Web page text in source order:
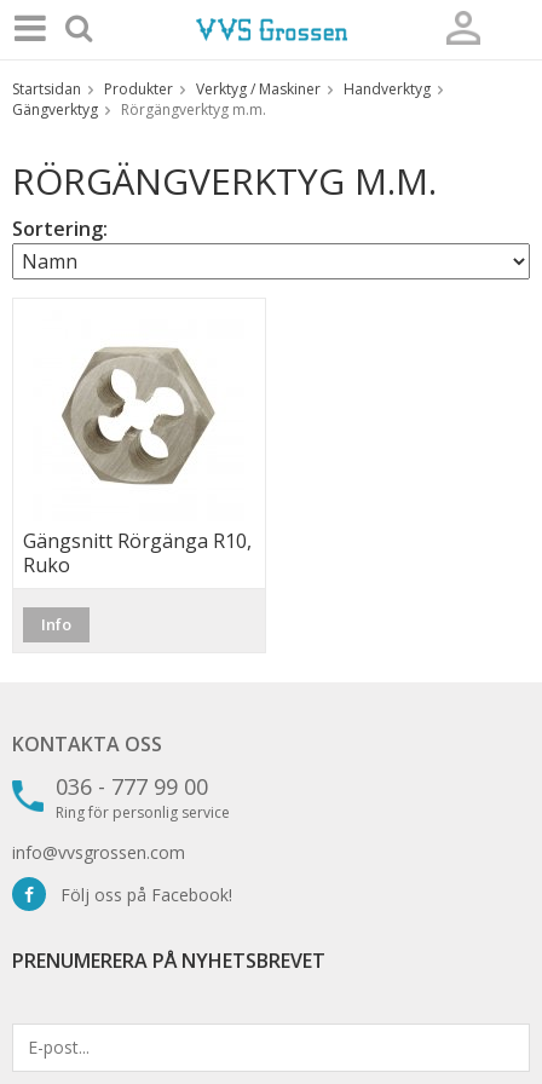
Produkten har blivit tillagd i varukorgen
Startsidan Produkter Verktyg / Maskiner
Handverktyg
Gängverktyg
Rörgängverktyg m.m.
RÖRGÄNGVERKTYG M.M.
Sortering:
Gängsnitt Rörgänga R10,
Ruko
Info
KONTAKTA OSS
036 - 777 99 00
Ring för personlig service
info@vvsgrossen.com
Följ oss på Facebook!
PRENUMERERA PÅ NYHETSBREVET